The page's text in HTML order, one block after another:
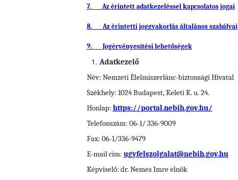
7. Az érintett adatkezeléssel kapcsolatos jogai
8. Az érintetti joggyakorlás általános szabályai
9. Jogérvényesítési lehetőségek
Adatkezelő
Név: Nemzeti Élelmiszerlánc-biztonsági Hivatal
Székhely: 1024 Budapest, Keleti K. u. 24.
Honlap: https://portal.nebih.gov.hu/
Telefonszám: 06-1/ 336-9009
Fax: 06-1/336-9479
E-mail cím: ugyfelszolgalat@nebih.gov.hu
Képviselő: dr. Nemes Imre elnök